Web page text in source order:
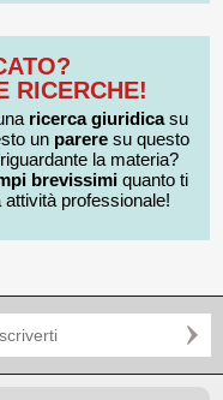
RICERCHE!
ricerca giuridicasu
un pareresu questo
riguardante la materia?
brevissimiquanto ti
professionale!